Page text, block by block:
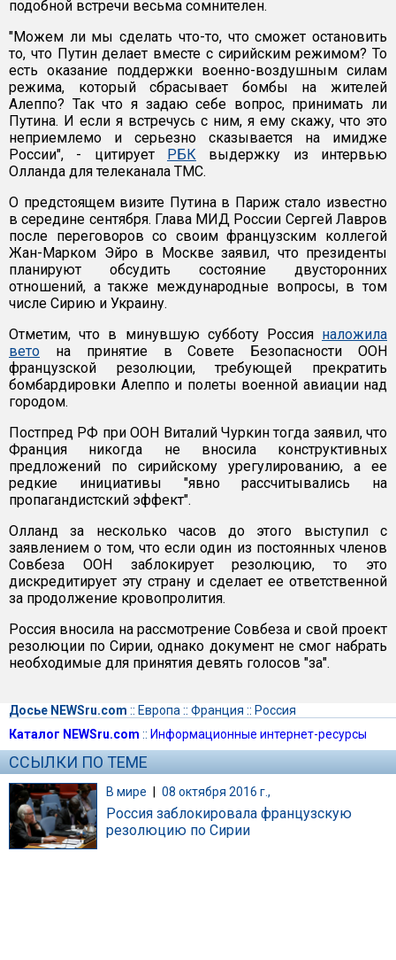
подобной встречи весьма сомнителен.
"Можем ли мы сделать что-то, что сможет остановить
то, что Путин делает вместе с сирийским режимом? То
есть оказание поддержки военно-воздушным силам
режима, который сбрасывает бомбы на жителей
Алеппо? Так что я задаю себе вопрос, принимать ли
Путина. И если я встречусь с ним, я ему скажу, что это
неприемлемо и серьезно сказывается на имидже
России", - цитирует РБК выдержку из интервью
Олланда для телеканала TMC.
О предстоящем визите Путина в Париж стало известно
в середине сентября. Глава МИД России Сергей Лавров
после переговоров со своим французским коллегой
Жан-Марком Эйро в Москве заявил, что президенты
планируют обсудить состояние двусторонних
отношений, а также международные вопросы, в том
числе Сирию и Украину.
Отметим, что в минувшую субботу Россия наложила
вето на принятие в Совете Безопасности ООН
французской резолюции, требующей прекратить
бомбардировки Алеппо и полеты военной авиации над
городом.
Постпред РФ при ООН Виталий Чуркин тогда заявил, что
Франция никогда не вносила конструктивных
предложений по сирийскому урегулированию, а ее
редкие инициативы "явно рассчитывались на
пропагандистский эффект".
Олланд за несколько часов до этого выступил с
заявлением о том, что если один из постоянных членов
Совбеза ООН заблокирует резолюцию, то это
дискредитирует эту страну и сделает ее ответственной
за продолжение кровопролития.
Россия вносила на рассмотрение Совбеза и свой проект
резолюции по Сирии, однако документ не смог набрать
необходимые для принятия девять голосов "за".
Досье NEWSru.com :: Европа :: Франция :: Россия
Каталог NEWSru.com :: Информационные интернет-ресурсы
ССЫЛКИ ПО ТЕМЕ
В мире | 08 октября 2016 г.,
Россия заблокировала французскую
резолюцию по Сирии